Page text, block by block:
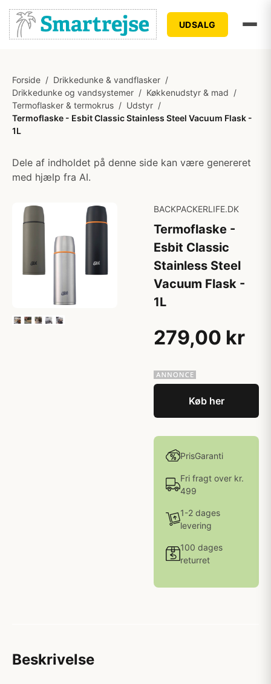
UDSALG
Forside / Drikkedunke & vandflasker /
Drikkedunke og vandsystemer / Køkkenudstyr & mad /
Termoflasker & termokrus / Udstyr /
Termoflaske - Esbit Classic Stainless Steel Vacuum Flask -
1L
Dele af indholdet på denne side kan være genereret
med hjælp fra AI.
BACKPACKERLIFE.DK
Termoflaske -
Esbit Classic
Stainless Steel
Vacuum Flask -
1L
279,00 kr
Køb her
PrisGaranti
Fri fragt over kr.
499
1-2 dages
levering
100 dages
returret
Beskrivelse